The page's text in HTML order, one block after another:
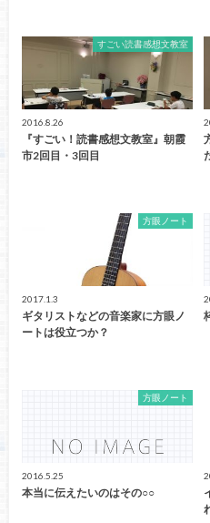
すごい読書感想文教室
2016.8.26
『すごい！読書感想文教室』朝霞
市2回目・3回目
方眼ノート
2017.1.3
ギタリストなどの音楽家に方眼ノ
ートは役立つか？
方眼ノート
2016.5.25
本当に伝えたいのはその○○